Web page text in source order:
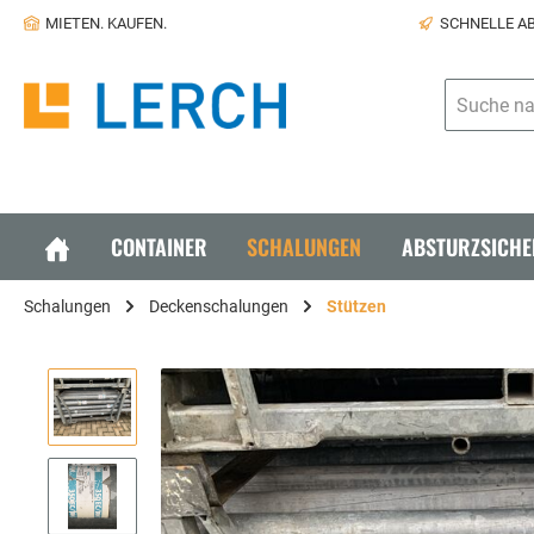
MIETEN. KAUFEN. SCHNELLE
CONTAINER SCHALUNGEN
Aktionspreise Container
Sanitärcontainer
Aktionspreise Schalungen
Deckenschalungen
Aktionspreise Absturzsicherungen
Schalungen Deckenschalungen Stützen